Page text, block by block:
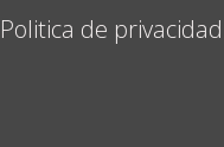
Politica de privacidad